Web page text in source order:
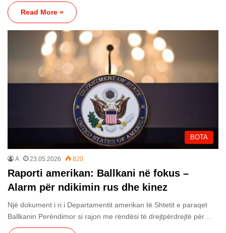
Read More »
BOTA
A 23.05.2026 820
Raporti amerikan: Ballkani në fokus –
Alarm për ndikimin rus dhe kinez
Një dokument i ri i Departamentit amerikan të Shtetit e paraqet
Ballkanin Perëndimor si rajon me rëndësi të drejtpërdrejtë për…